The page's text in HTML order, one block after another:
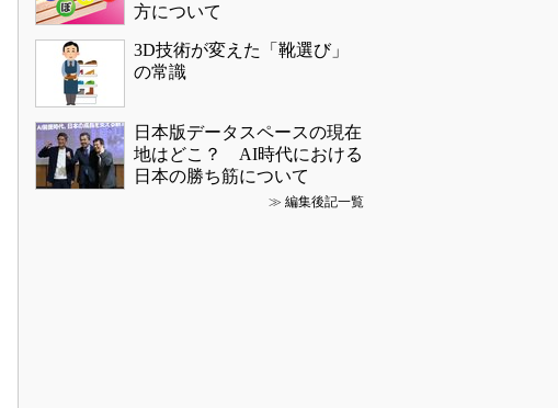
方について
3D技術が変えた「靴選び」
の常識
日本版データスペースの現在
地はどこ？ AI時代における
日本の勝ち筋について
≫ 編集後記一覧